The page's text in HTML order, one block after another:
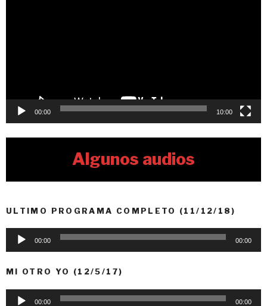
00:00 10:00
Algunos audios
ULTIMO PROGRAMA COMPLETO (11/12/18)
Audio
Player
00:00 00:00
MI OTRO YO (12/5/17)
Audio
00:00 00:00